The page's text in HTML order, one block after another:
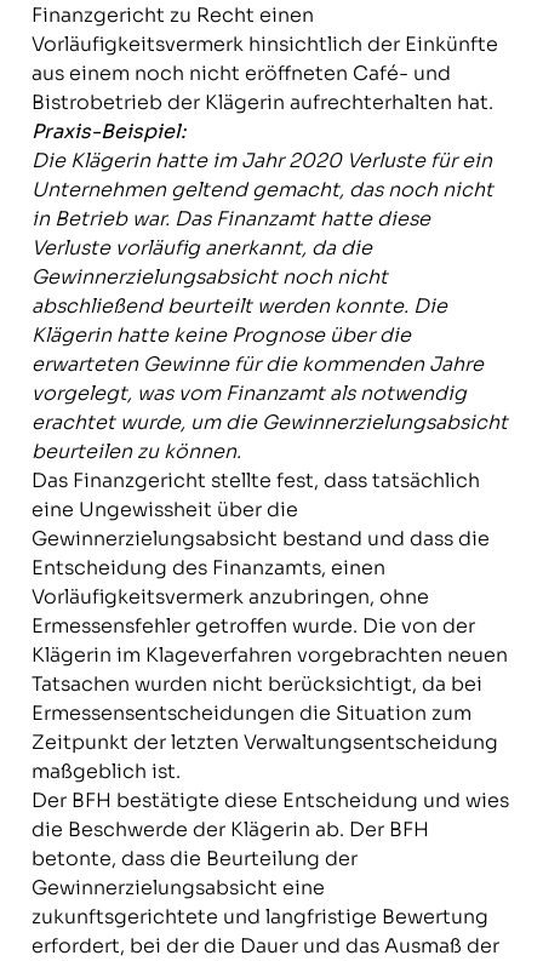
Finanzgericht zu Recht einen
Vorläufigkeitsvermerk hinsichtlich der Einkünfte
aus einem noch nicht eröffneten Café- und
Bistrobetrieb der Klägerin aufrechterhalten hat.
Praxis-Beispiel:
Die Klägerin hatte im Jahr 2020 Verluste für ein
Unternehmen geltend gemacht, das noch nicht
in Betrieb war. Das Finanzamt hatte diese
Verluste vorläufig anerkannt, da die
Gewinnerzielungsabsicht noch nicht
abschließend beurteilt werden konnte. Die
Klägerin hatte keine Prognose über die
erwarteten Gewinne für die kommenden Jahre
vorgelegt, was vom Finanzamt als notwendig
erachtet wurde, um die Gewinnerzielungsabsicht
beurteilen zu können.
Das Finanzgericht stellte fest, dass tatsächlich
eine Ungewissheit über die
Gewinnerzielungsabsicht bestand und dass die
Entscheidung des Finanzamts, einen
Vorläufigkeitsvermerk anzubringen, ohne
Ermessensfehler getroffen wurde. Die von der
Klägerin im Klageverfahren vorgebrachten neuen
Tatsachen wurden nicht berücksichtigt, da bei
Ermessensentscheidungen die Situation zum
Zeitpunkt der letzten Verwaltungsentscheidung
maßgeblich ist.
Der BFH bestätigte diese Entscheidung und wies
die Beschwerde der Klägerin ab. Der BFH
betonte, dass die Beurteilung der
Gewinnerzielungsabsicht eine
zukunftsgerichtete und langfristige Bewertung
erfordert, bei der die Dauer und das Ausmaß der